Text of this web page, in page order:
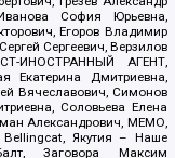
София Юрьевна,
Егоров Владимир
Сергеевич, Верзилов
ИНОСТРАННЫЙ АГЕНТ,
Екатерина Дмитриевна,
Вячеславович, Симонов
Соловьева Елена
Александрович, МЕМО,
Bellingcat, Якутия – Наше
Заговора Максим